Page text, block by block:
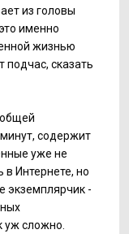
из головы
именно
жизнью
подчас, сказать
содержит
уже не
Интернете, но
экземплярчик -
уж сложно.